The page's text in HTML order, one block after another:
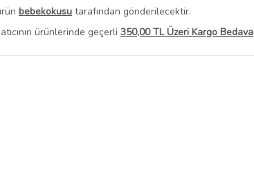
bebekokusu tarafından gönderilecektir.
ürünlerinde geçerli 350,00 TL Üzeri Kargo Bedava
Tüm Ürünlerini Görüntüle